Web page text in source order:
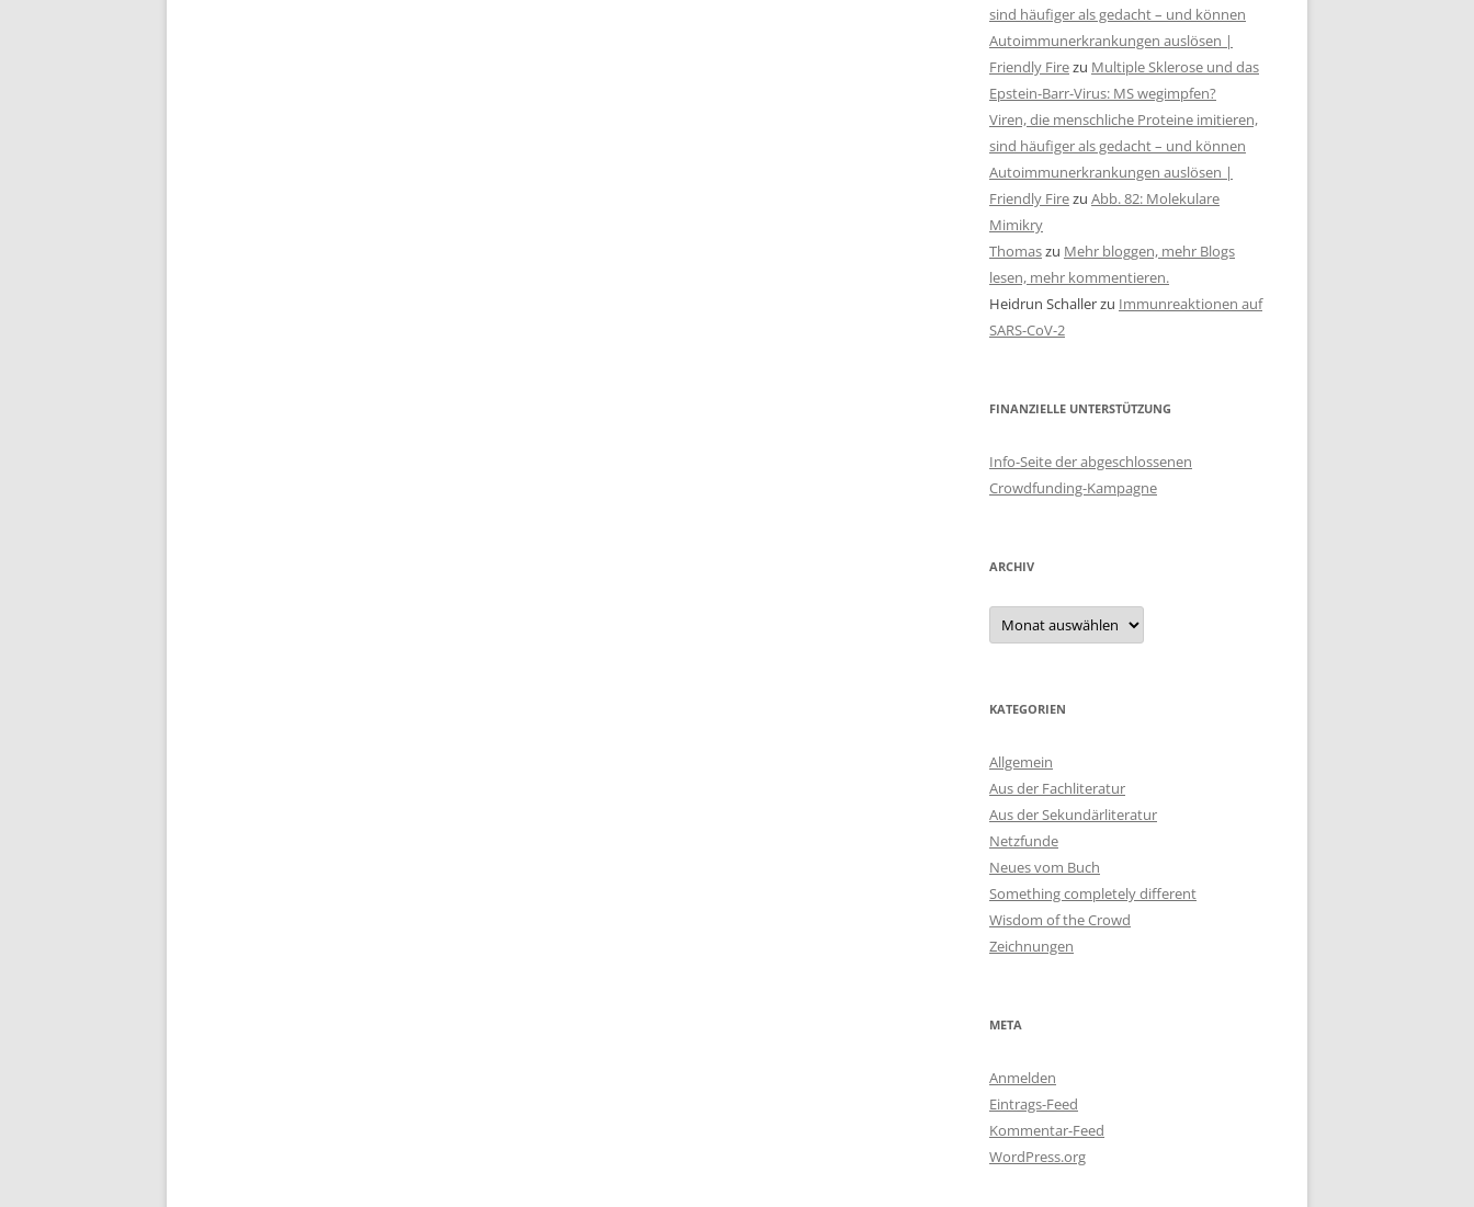
sind häufiger als gedacht – und können
Autoimmunerkrankungen auslösen |
Friendly Firezu Multiple Sklerose und das
Epstein-Barr-Virus: MS wegimpfen?
Viren, die menschliche Proteine imitieren,
sind häufiger als gedacht – und können
Autoimmunerkrankungen auslösen |
Friendly Firezu Abb. 82: Molekulare
Mimikry
Thomaszu Mehr bloggen, mehr Blogs
lesen, mehr kommentieren.
Heidrun Schallerzu Immunreaktionen auf
SARS-CoV-2
FINANZIELLE UNTERSTÜTZUNG
Info-Seite der abgeschlossenen
Crowdfunding-Kampagne
ARCHIV
Archiv
KATEGORIEN
Allgemein
Aus der Fachliteratur
Aus der Sekundärliteratur
Netzfunde
Neues vom Buch
Something completely different
Wisdom of the Crowd
Zeichnungen
META
Anmelden
Eintrags-Feed
Kommentar-Feed
WordPress.org